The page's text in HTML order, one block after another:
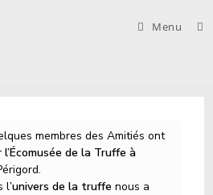
Menu
membres des Amitiés ont
l’Écomusée de la Truffe à
l’univers de la truffe nous a